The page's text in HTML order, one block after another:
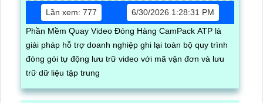
Lần xem: 777
6/30/2026 1:28:31 PM
Phần Mềm Quay Video Đóng Hàng CamPack ATP là
giải pháp hỗ trợ doanh nghiệp ghi lại toàn bộ quy trình
đóng gói tự động lưu trữ video với mã vận đơn và lưu
trữ dữ liệu tập trung